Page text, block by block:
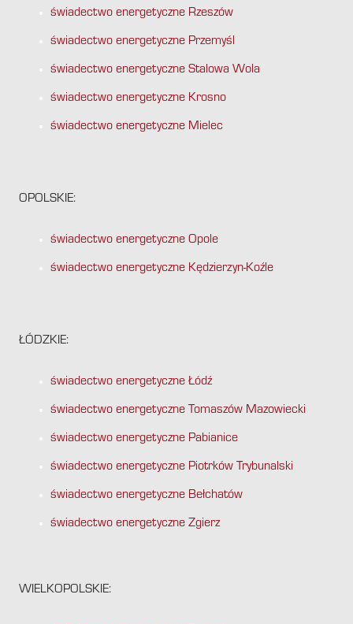
świadectwo energetyczne Rzeszów
świadectwo energetyczne Przemyśl
świadectwo energetyczne Stalowa Wola
świadectwo energetyczne Krosno
świadectwo energetyczne Mielec
OPOLSKIE:
świadectwo energetyczne Opole
świadectwo energetyczne Kędzierzyn-Koźle
ŁÓDZKIE:
świadectwo energetyczne Łódź
świadectwo energetyczne Tomaszów Mazowiecki
świadectwo energetyczne Pabianice
świadectwo energetyczne Piotrków Trybunalski
świadectwo energetyczne Bełchatów
świadectwo energetyczne Zgierz
WIELKOPOLSKIE: